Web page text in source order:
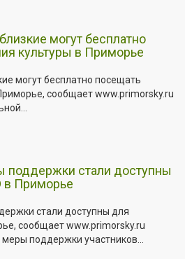
могут бесплатно
культуры в Приморье
могут бесплатно посещать
сообщает www.primorsky.ru
поддержки стали доступны
в Приморье
стали доступны для
сообщает www.primorsky.ru
поддержки участников...